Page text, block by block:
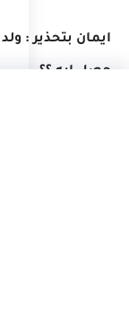
ايمان بتحذير :
حصل ايه ؟؟...